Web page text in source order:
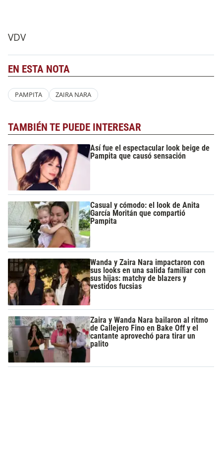
VDV
EN ESTA NOTA
PAMPITA ZAIRA NARA
TAMBIÉN TE PUEDE INTERESAR
Así fue el espectacular look beige de
Pampita que causó sensación
Casual y cómodo: el look de Anita
García Moritán que compartió
Pampita
Wanda y Zaira Nara impactaron con
sus looks en una salida familiar con
sus hijas: matchy de blazers y
vestidos fucsias
Zaira y Wanda Nara bailaron al ritmo
de Callejero Fino en Bake Off y el
cantante aprovechó para tirar un
palito